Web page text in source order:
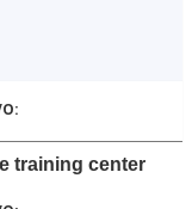
training center